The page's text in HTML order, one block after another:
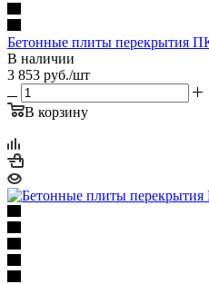
Бетонные плиты перекрытия
В наличии
3 853 руб./шт
В корзину